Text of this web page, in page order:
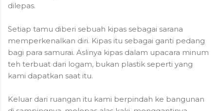
dilepas.
Setiap tamu diberi sebuah kipas sebagai sarana
memperkenalkan diri. Kipas itu sebagai ganti pedang
bagi para samurai. Aslinya kipas dalam upacara minum
teh terbuat dari logam, bukan plastik seperti yang
kami dapatkan saat itu.
Keluar dari ruangan itu kami berpindah ke bangunan